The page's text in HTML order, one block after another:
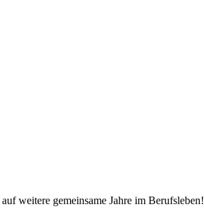
weitere gemeinsame Jahre im Berufsleben!